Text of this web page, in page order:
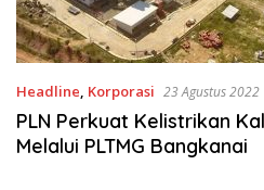
Headline, Korporasi 23 Agustus 2022
PLN Perkuat Kelistrikan
Melalui PLTMG Bangkanai